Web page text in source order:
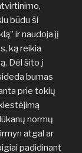
būdu ši
ir naudoja jį
ką reikia
Dėl šito į
bumas
prie tokių
normų
atgal ar
padidinant